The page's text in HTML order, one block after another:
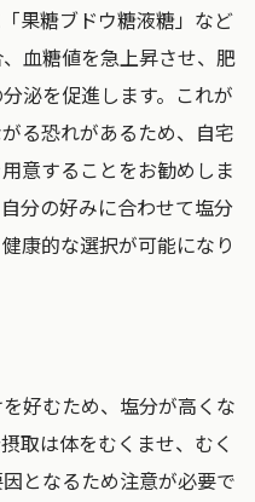
果糖ブドウ糖液糖」など
血糖値を急上昇させ、肥
泌を促進します。これが
る恐れがあるため、自宅
意することをお勧めしま
分の好みに合わせて塩分
康的な選択が可能になり
好むため、塩分が高くな
取は体をむくませ、むく
となるため注意が必要で